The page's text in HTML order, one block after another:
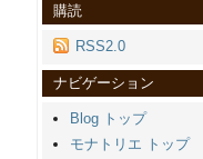
購読
RSS2.0
ナビゲーション
Blog トップ
モナトリエ トップ